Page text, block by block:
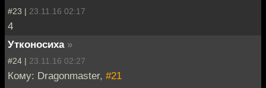
#23 | 23.11.16 02:17
4
Утконосиха »
#24 | 23.11.16 02:27
Кому: Dragonmaster, #21